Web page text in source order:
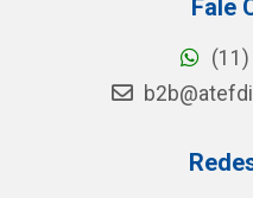
Fale